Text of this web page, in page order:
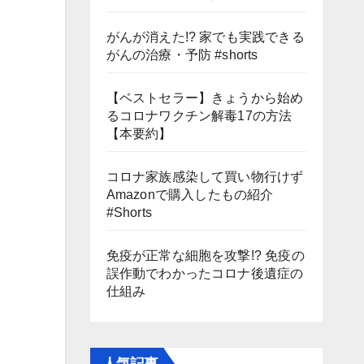
がんが消えた!? 家でも実践できる
がんの治療・予防 #shorts
【ベストセラー】きょうから始め
るコロナワクチン解毒17の方法
【本要約】
コロナ家族感染して買い物行けず
Amazonで購入したもの紹介
#Shorts
免疫が正常な細胞を攻撃!? 免疫の
誤作動でわかったコロナ後遺症の
仕組み